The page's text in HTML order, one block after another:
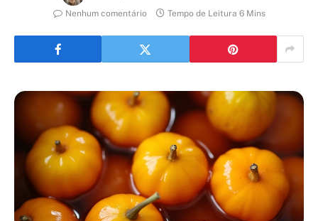
Nenhum comentário
Tempo de Leitura 6 Mins